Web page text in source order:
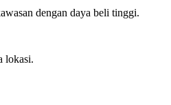
dengan daya beli tinggi.
lokasi.